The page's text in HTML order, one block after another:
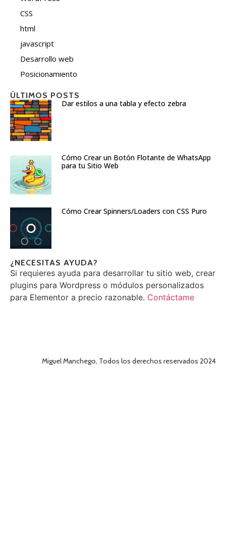
CSS
html
javascript
Desarrollo web
Posicionamiento
ÚLTIMOS POSTS
Dar estilos a una tabla y efecto zebra
Cómo Crear un Botón Flotante de WhatsApp
para tu Sitio Web
Cómo Crear Spinners/Loaders con CSS Puro
¿NECESITAS AYUDA?
Si requieres ayuda para desarrollar tu sitio web, crear
plugins para Wordpress o módulos personalizados
para Elementor a precio razonable. Contáctame
Miguel Manchego, Todos los derechos reservados 2024